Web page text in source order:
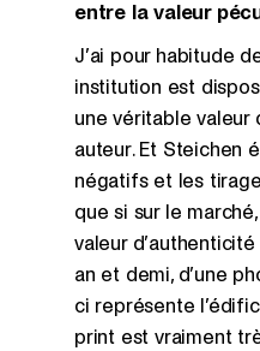
entre la valeur
J’ai pour habitude
institution est
une véritable valeur
auteur. Et Steichen
négatifs et les
que si sur le
valeur
an et demi, d’une
ci représente
print est vraiment